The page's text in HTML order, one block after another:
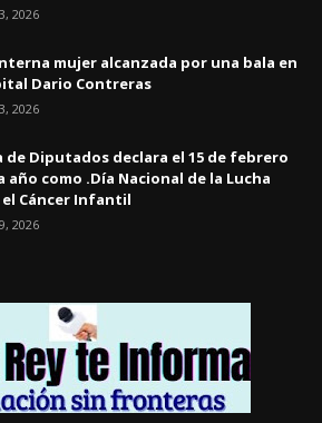
2026
mujer alcanzada por una bala en
Dario Contreras
2026
de Diputados declara el 15 de febrero
año como .Día Nacional de la Lucha
Cáncer Infantil
2026